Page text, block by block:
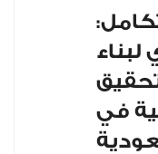
لبناء
في